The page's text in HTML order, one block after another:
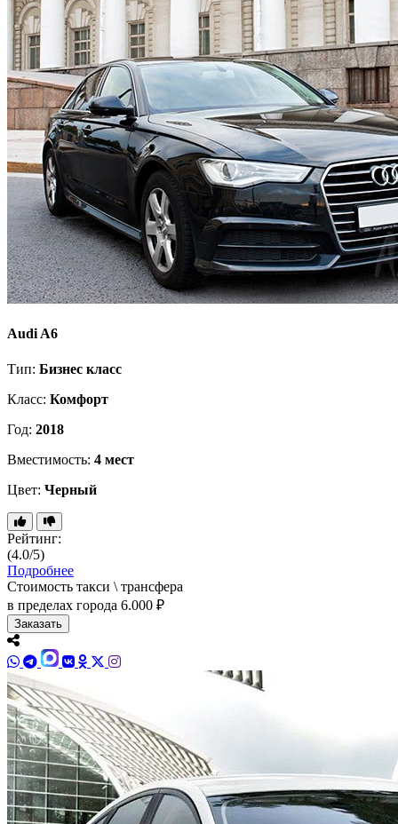
Audi A6
Тип: Бизнес класс
Класс: Комфорт
Год: 2018
Вместимость: 4 мест
Цвет: Черный
Рейтинг:
(4.0/5)
Подробнее
Стоимость такси \ трансфера
в пределах города 6.000 ₽
Заказать